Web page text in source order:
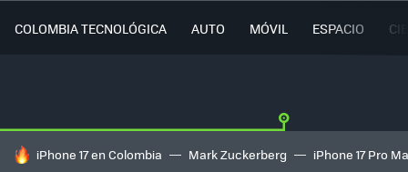
COLOMBIA TECNOLÓGICA AUTO MÓVIL ESPACIO
HOY SE HABLA DE
iPhone 17 en Colombia Mark Zuckerberg iPhone 17 Pro